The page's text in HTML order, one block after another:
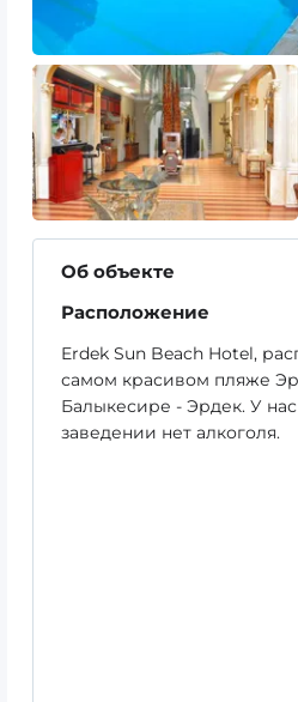
Об объекте
Расположение
Erdek Sun Beach Hotel,
самом красивом пляже
Балыкесире - Эрдек. У
заведении нет алкоголя.